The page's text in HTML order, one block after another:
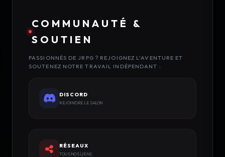
COMMUNAUTÉ &
SOUTIEN
PASSIONNÉS DE JRPG ? REJOIGNEZ L'AVENTURE ET
SOUTENEZ NOTRE TRAVAIL INDÉPENDANT :
DISCORD
REJOINDRE LE SALON
RÉSEAUX
TOUS NOS LIENS